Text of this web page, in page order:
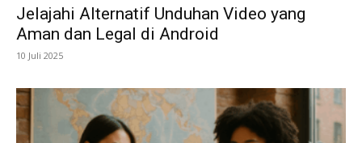
Jelajahi Alternatif Unduhan Video yang
Aman dan Legal di Android
10 Juli 2025